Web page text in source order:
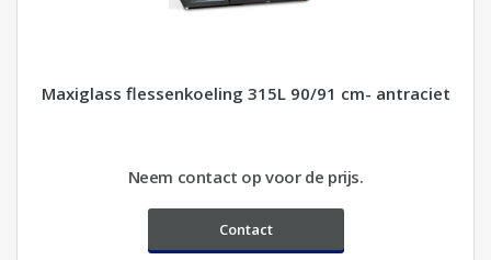
Maxiglass flessenkoeling 315L 90/91 cm- antraciet
Neem contact op voor de prijs.
Contact